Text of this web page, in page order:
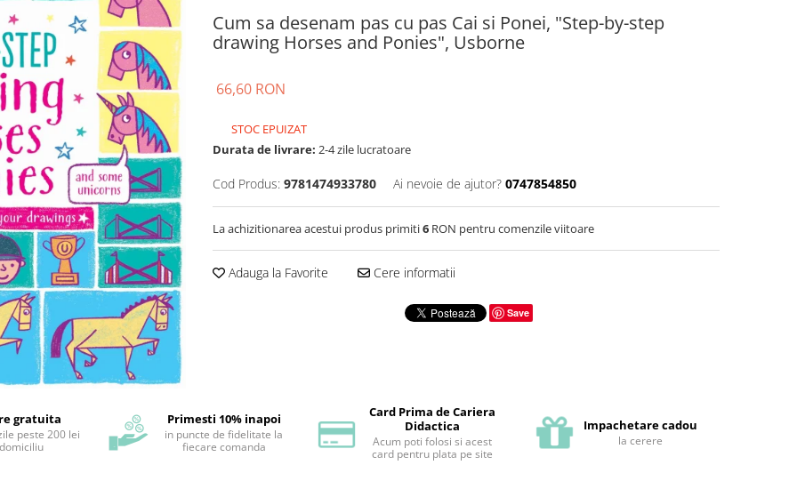
Cum sa desenam pas cu pas Cai si Ponei, "Step-by-step
drawing Horses and Ponies", Usborne
66,60 RON
STOC EPUIZAT
Durata de livrare: 2-4 zile lucratoare
Cod Produs: 9781474933780 Ai nevoie de ajutor? 0747854850
La achizitionarea acestui produs primiti6 RON pentru comenzile viitoare
Adauga la Favorite Cere informatii
Save
gratuita
peste 200 lei
Primesti 10% inapoi
in puncte de fidelitate la
fiecare comanda
Card Prima de Cariera
Didactica
Acum poti folosi si acest
card pentru plata pe site
Impachetare cadou
la cerere